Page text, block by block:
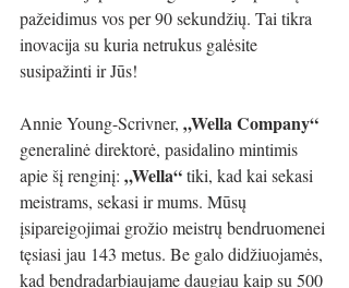
pažeidimus vos per 90 sekundžių. Tai tikra
inovacija su kuria netrukus galėsite
susipažinti ir Jūs!
Annie Young-Scrivner, „Wella Company“
generalinė direktorė, pasidalino mintimis
apie šį renginį: „Wella“ tiki, kad kai sekasi
meistrams, sekasi ir mums. Mūsų
įsipareigojimai grožio meistrų bendruomenei
tęsiasi jau 143 metus. Be galo didžiuojamės,
kad bendradarbiaujame daugiau kaip su 500